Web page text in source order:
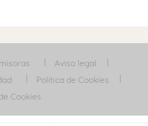
Aviso legal
Política de Cookies
Cookies